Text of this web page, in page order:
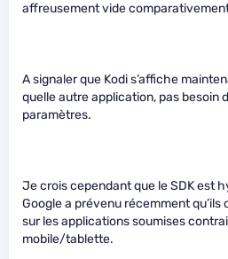
affreusement vide
A signaler que Kodi s’affiche
quelle autre application, pas besoin
paramètres.
Je crois cependant que le SDK est
Google a prévenu récemment
sur les applications soumises
mobile/tablette.